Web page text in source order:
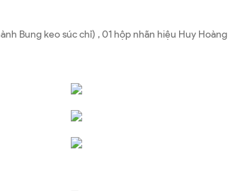
Bung keo súc chỉ) , 01 hộp nhãn hiệu Huy Hoàng